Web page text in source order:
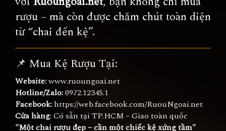
rượu – mà còn được chăm chút toàn diện
từ “chai đến kệ”.
📌 Mua Kệ Rượu Tại:
Website:www.ruoungoai.net
Hotline/Zalo:0972.12345.1
Facebook:https://web.facebook.com/RuouNgoai.net
Cửa hàng: Có sẵn tại TP.HCM – Giao toàn quốc
"Một chai rượu đẹp – cần một chiếc kệ xứng tầm"